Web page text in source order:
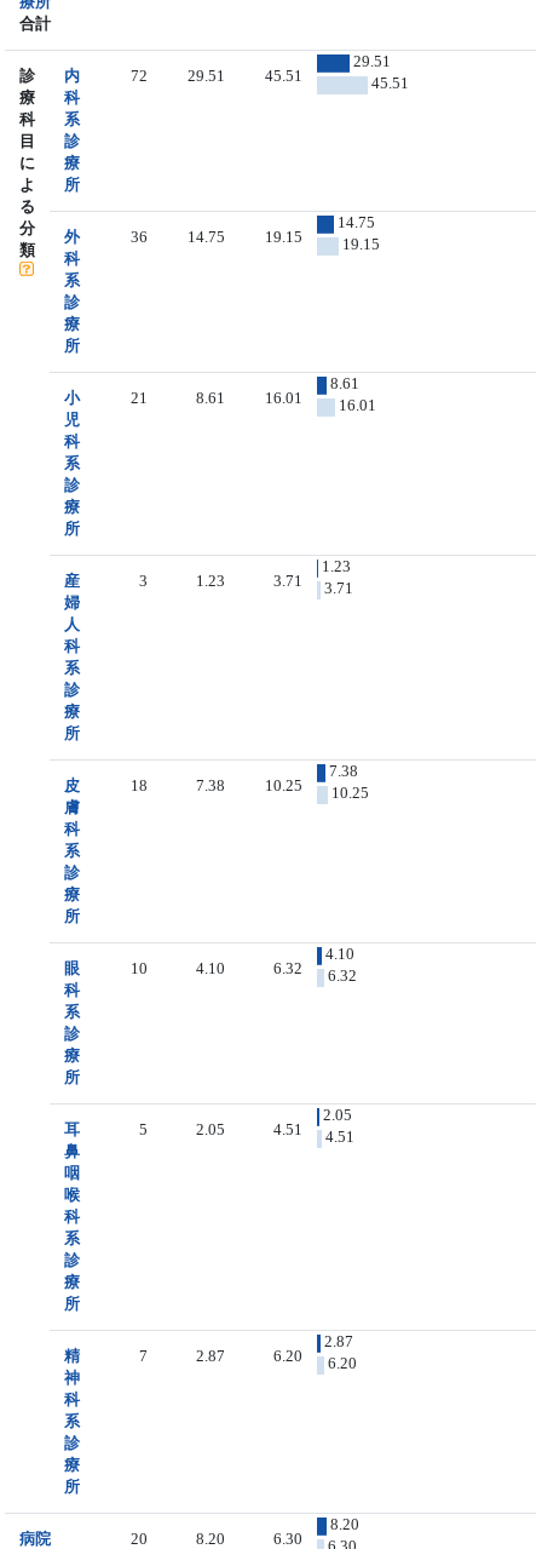
合計
診
療
科
目
に
よ
る
分
類
内
科
系
診
療
所
72 29.51 45.51
29.51
45.51
外
科
系
診
療
所
36 14.75 19.15
14.75
19.15
小
児
科
系
診
療
所
21 8.61 16.01
8.61
16.01
産
婦
人
科
系
診
療
所
3 1.23 3.71
1.23
3.71
皮
膚
科
系
診
療
所
18 7.38 10.25
7.38
10.25
眼
科
系
診
療
所
10 4.10 6.32
4.10
6.32
耳
鼻
咽
喉
科
系
診
療
所
5 2.05 4.51
2.05
4.51
精
神
科
系
診
療
所
7 2.87 6.20
2.87
6.20
病院 20 8.20 6.30
8.20